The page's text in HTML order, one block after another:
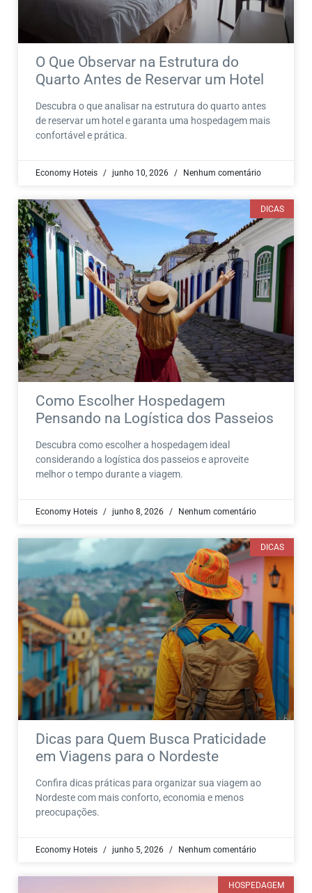
O Que Observar na Estrutura do
Quarto Antes de Reservar um Hotel
Descubra o que analisar na estrutura do quarto antes
de reservar um hotel e garanta uma hospedagem mais
confortável e prática.
Economy Hoteis junho 10, 2026 Nenhum comentário
DICAS
Como Escolher Hospedagem
Pensando na Logística dos Passeios
Descubra como escolher a hospedagem ideal
considerando a logística dos passeios e aproveite
melhor o tempo durante a viagem.
Economy Hoteis junho 8, 2026 Nenhum comentário
DICAS
Dicas para Quem Busca Praticidade
em Viagens para o Nordeste
Confira dicas práticas para organizar sua viagem ao
Nordeste com mais conforto, economia e menos
preocupações.
Economy Hoteis junho 5, 2026 Nenhum comentário
HOSPEDAGEM